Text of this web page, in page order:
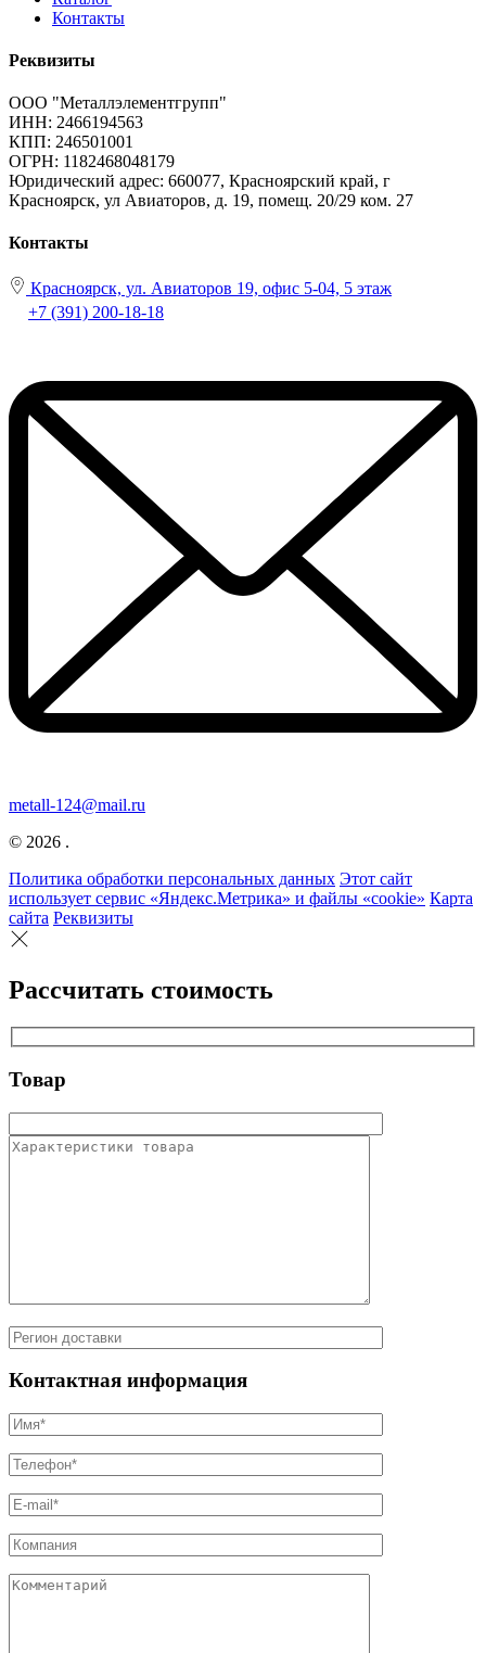
Контакты
Реквизиты
ООО "Металлэлементгрупп"
ИНН: 2466194563
КПП: 246501001
ОГРН: 1182468048179
Юридический адрес: 660077, Красноярский край, г
Красноярск, ул Авиаторов, д. 19, помещ. 20/29 ком. 27
Контакты
Красноярск, ул. Авиаторов 19, офис 5-04, 5 этаж
+7 (391) 200-18-18
metall-124@mail.ru
© 2026 .
Политика обработки персональных данных Этот сайт
использует сервис «Яндекс.Метрика» и файлы «cookie» Карта
сайта Реквизиты
Рассчитать стоимость
Товар
Контактная информация